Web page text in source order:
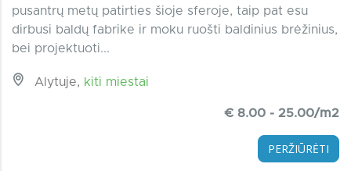
pusantrų metų patirties šioje sferoje, taip pat esu
dirbusi baldų fabrike ir moku ruošti baldinius brėžinius,
bei projektuoti...
Alytuje, kiti miestai
€ 8.00 - 25.00/m2
PERŽIŪRĖTI